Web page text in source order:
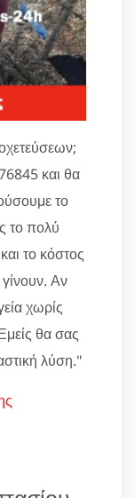
και θα
το
το πολύ
το κόστος
γίνουν. Αν
χωρίς
θα σας
λύση."